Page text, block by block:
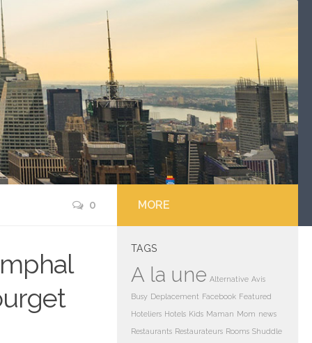
0 MORE
TAGS
A la une Alternative Avis
Busy Deplacement Facebook Featured
Hoteliers Hotels Kids Maman Mom news
Restaurants Restaurateurs Rooms Shuddle